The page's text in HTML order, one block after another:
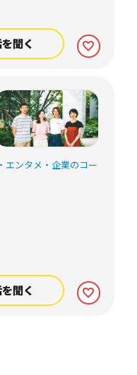
聞く
ンタメ・企業のコー
聞く